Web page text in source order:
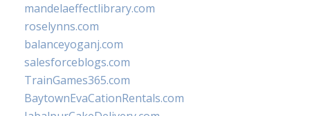
mandelaeffectlibrary.com
roselynns.com
balanceyoganj.com
salesforceblogs.com
TrainGames365.com
BaytownEvaCationRentals.com